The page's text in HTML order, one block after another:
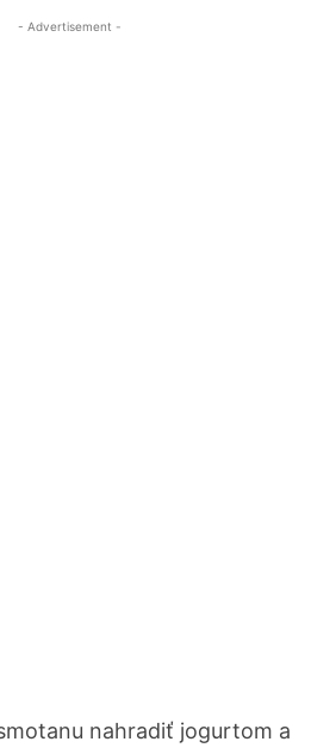
- Advertisement -
nahradiť jogurtom a